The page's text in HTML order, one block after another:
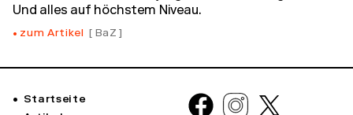
Und alles auf höchstem Niveau.
zum Artikel BaZ
Startseite